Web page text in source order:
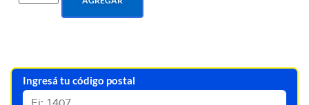
Ingresá tu código postal